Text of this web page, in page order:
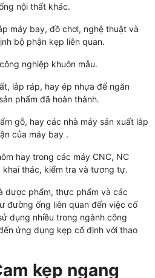
nội thất khác.
máy bay, đồ chơi, nghệ thuật và
bộ phận kẹp liên quan.
nghiệp khuôn mẫu.
lắp ráp, hay ép nhựa để ngăn
phẩm đã hoàn thành.
gỗ, hay các nhà máy sản xuất lắp
của máy bay .
hay trong các máy CNC, NC
thác, kiểm tra và tương tự.
dược phẩm, thực phẩm và các
đường ống liên quan đến việc cố
dụng nhiều trong ngành công
ứng dụng kẹp cố định với thao
kẹp ngang